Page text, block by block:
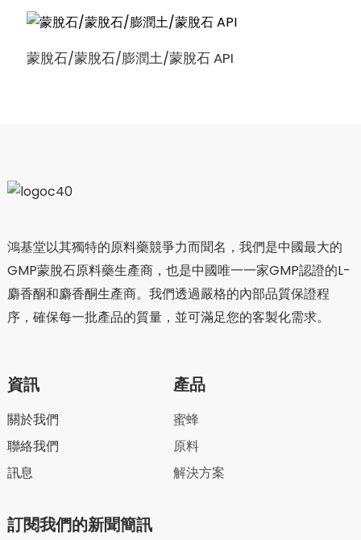
蒙脫石/蒙脫石/膨潤土/蒙脫石 API
鴻基堂以其獨特的原料藥競爭力而聞名，我們是中國最大的
GMP蒙脫石原料藥生產商，也是中國唯一一家GMP認證的L-
麝香酮和麝香酮生產商。我們透過嚴格的內部品質保證程
序，確保每一批產品的質量，並可滿足您的客製化需求。
資訊
關於我們
聯絡我們
訊息
產品
蜜蜂
原料
解決方案
訂閱我們的新聞簡訊